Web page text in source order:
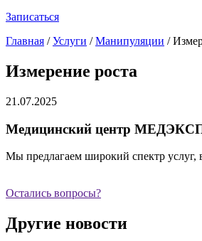
Записаться
Главная /Услуги /Манипуляции /
Измерение роста
21.07.2025
Медицинский центр
Мы предлагаем широкий спектр услуг,
Остались вопросы?
Другие новости